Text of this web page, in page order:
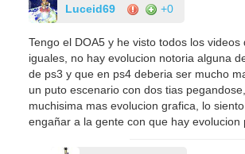
Luceid69 +0
Tengo el DOA5 y he visto todos los videos
iguales, no hay evolucion notoria alguna
de ps3 y que en ps4 deberia ser mucho
un puto escenario con dos tias
muchisima mas evolucion grafica, lo
engañar a la gente con que hay evolucion